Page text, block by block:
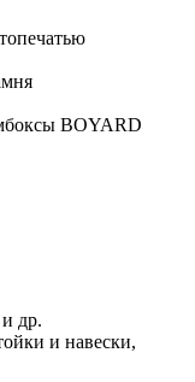
BOYARD
др.
и навески,